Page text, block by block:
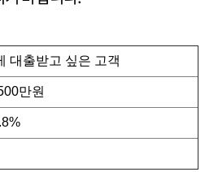
대출받고 싶은 고객
만원